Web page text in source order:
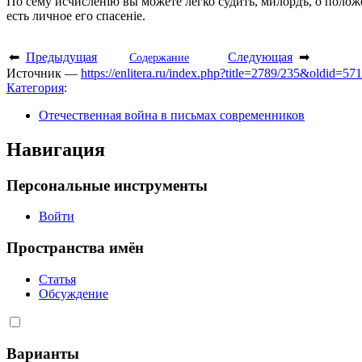
есть личное его спасеніе.
⬅ Предыдущая Содержание Следующая ➡
Источник — https://enlitera.ru/index.php?title=2789/
Категория:
Отечественная война в письмах современников
Навигация
Персональные инструменты
Войти
Пространства имён
Статья
Обсуждение
Варианты